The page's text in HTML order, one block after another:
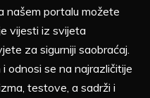
našem portalu možete
vijesti iz svijeta
za sigurniji saobraćaj.
odnosi se na najrazličitije
testove, a sadrži i